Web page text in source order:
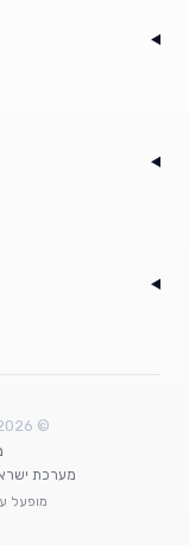
©
מערכת
מופעל